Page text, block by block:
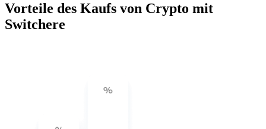
Vorteile des Kaufs von Crypto mit
Switchere